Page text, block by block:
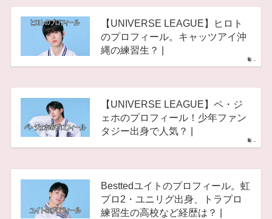
–
【UNIVERSE LEAGUE】ヒロト
のプロフィール。キャッツアイ沖
縄の練習生？ |
–
【UNIVERSE LEAGUE】ペ・ジ
ェホのプロフィール！少年ファン
タジー出身で人気？ |
Besttedユイトのプロフィール。虹
プロ2・ユニリグ出身、トラプロ
練習生の高校など経歴は？ |